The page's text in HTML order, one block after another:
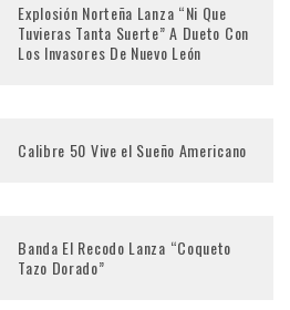
Explosión Norteña Lanza “Ni Que
Tuvieras Tanta Suerte” A Dueto Con
Los Invasores De Nuevo León
Calibre 50 Vive el Sueño Americano
Banda El Recodo Lanza “Coqueto
Tazo Dorado”